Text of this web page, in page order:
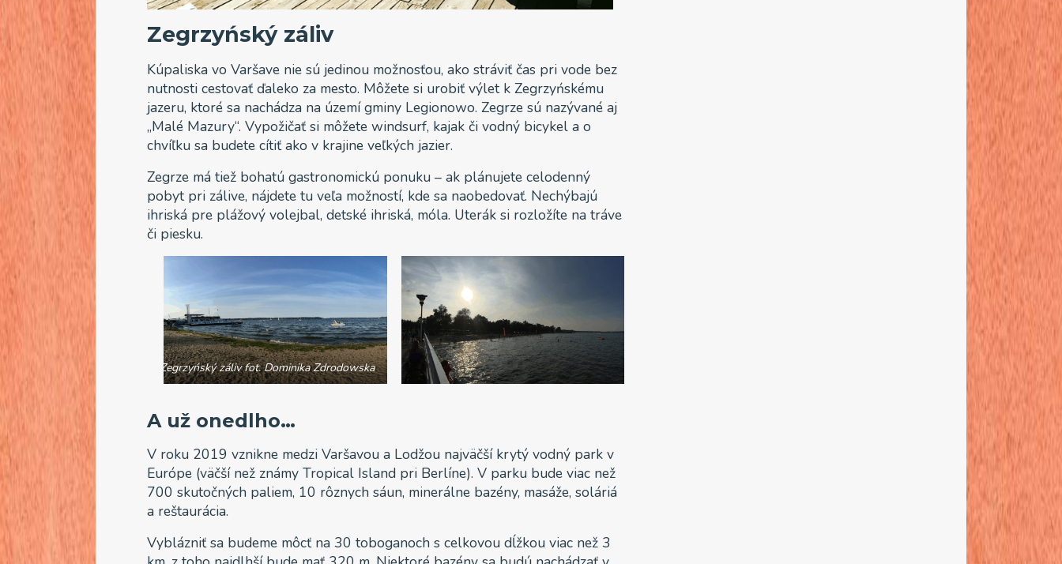
Zegrzyńský záliv
Kúpaliska vo Varšave nie sú jedinou možnosťou, ako stráviť čas pri vode bez
nutnosti cestovať ďaleko za mesto. Môžete si urobiť výlet k Zegrzyńskému
jazeru, ktoré sa nachádza na území gminy Legionowo. Zegrze sú nazývané aj
„Malé Mazury“. Vypožičať si môžete windsurf, kajak či vodný bicykel a o
chvíľku sa budete cítiť ako v krajine veľkých jazier.
Zegrze má tiež bohatú gastronomickú ponuku – ak plánujete celodenný
pobyt pri zálive, nájdete tu veľa možností, kde sa naobedovať. Nechýbajú
ihriská pre plážový volejbal, detské ihriská, móla. Uterák si rozložíte na tráve
či piesku.
Zegrzyńský záliv fot. Dominika Zdrodowska
A už onedlho…
V roku 2019 vznikne medzi Varšavou a Lodžou najväčší krytý vodný park v
Európe (väčší než známy Tropical Island pri Berlíne). V parku bude viac než
700 skutočných paliem, 10 rôznych sáun, minerálne bazény, masáže, soláriá
a reštaurácia.
Vyblázniť sa budeme môcť na 30 toboganoch s celkovou dĺžkou viac než 3